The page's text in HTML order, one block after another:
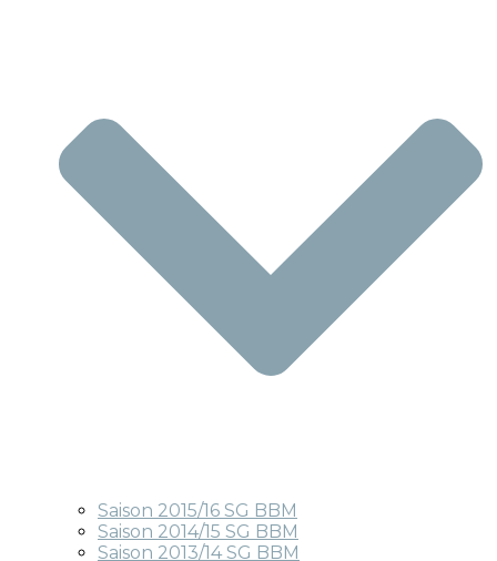
Saison 2015/16 SG BBM
Saison 2014/15 SG BBM
Saison 2013/14 SG BBM